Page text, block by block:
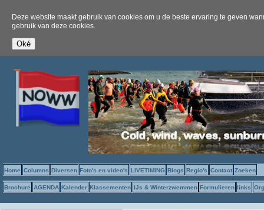
Deze website maakt gebruik van cookies om u de beste ervaring te geven
gebruik van deze cookies.
Home Columns Diversen Foto's en video's LIVETIMING Blogs Regio's Contact Zoeken
Brochure AGENDA Kalender Klassementen IJs & Winterzwemmen Formulieren links